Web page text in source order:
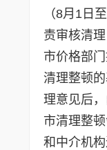
（8月1日
责审核清
市价格部
清理整顿
理意见后
市清理整
和中介机